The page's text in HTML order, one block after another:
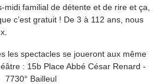
familial de détente et de rire et ça,
c’est gratuit ! De 3 à 112 ans, nous
les spectacles se joueront aux même
: 15b Place Abbé César Renard -
7730° Bailleul